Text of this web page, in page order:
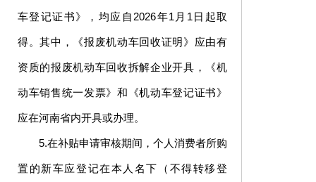
车登记证书》，均应自2026年1月1日起取
得。其中，《报废机动车回收证明》应由有
资质的报废机动车回收拆解企业开具，《机
动车销售统一发票》和《机动车登记证书》
应在河南省内开具或办理。
5.在补贴申请审核期间，个人消费者所购
置的新车应登记在本人名下（不得转移登